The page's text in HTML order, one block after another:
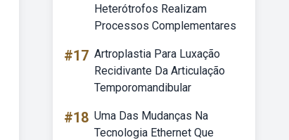
Heterótrofos Realizam
Processos Complementares
#17 Artroplastia Para Luxação
Recidivante Da Articulação
Temporomandibular
#18 Uma Das Mudanças Na
Tecnologia Ethernet Que